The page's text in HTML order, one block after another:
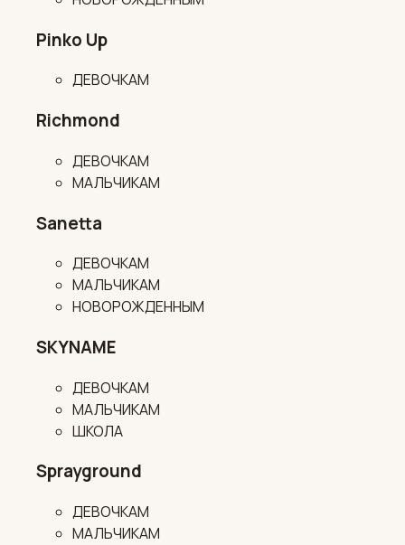
Pinko Up
ДЕВОЧКАМ
Richmond
ДЕВОЧКАМ
МАЛЬЧИКАМ
Sanetta
ДЕВОЧКАМ
МАЛЬЧИКАМ
НОВОРОЖДЕННЫМ
SKYNAME
ДЕВОЧКАМ
МАЛЬЧИКАМ
ШКОЛА
Sprayground
ДЕВОЧКАМ
МАЛЬЧИКАМ